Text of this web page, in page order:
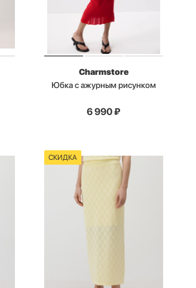
Charmstore
Юбка с ажурным рисунком
6 990₽
СКИДКА